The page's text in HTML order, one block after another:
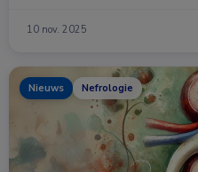
10 nov. 2025
Nieuws Nefrologie